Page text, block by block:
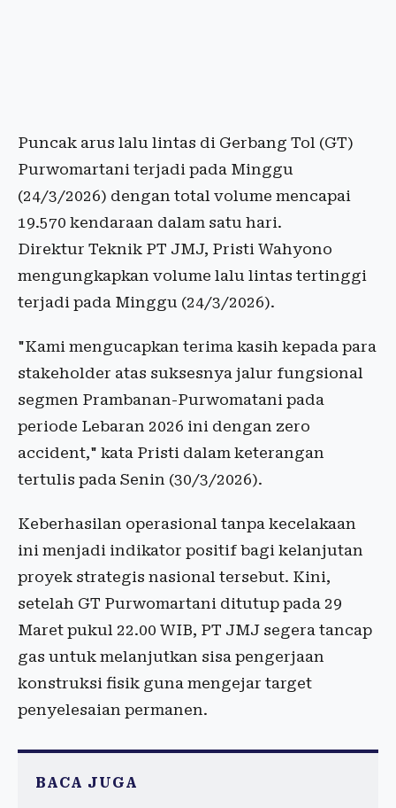
Puncak arus lalu lintas di Gerbang Tol (GT)
Purwomartani terjadi pada Minggu
(24/3/2026) dengan total volume mencapai
19.570 kendaraan dalam satu hari.
Direktur Teknik PT JMJ, Pristi Wahyono
mengungkapkan volume lalu lintas tertinggi
terjadi pada Minggu (24/3/2026).
"Kami mengucapkan terima kasih kepada para
stakeholder atas suksesnya jalur fungsional
segmen Prambanan-Purwomatani pada
periode Lebaran 2026 ini dengan zero
accident," kata Pristi dalam keterangan
tertulis pada Senin (30/3/2026).
Keberhasilan operasional tanpa kecelakaan
ini menjadi indikator positif bagi kelanjutan
proyek strategis nasional tersebut. Kini,
setelah GT Purwomartani ditutup pada 29
Maret pukul 22.00 WIB, PT JMJ segera tancap
gas untuk melanjutkan sisa pengerjaan
konstruksi fisik guna mengejar target
penyelesaian permanen.
BACA JUGA